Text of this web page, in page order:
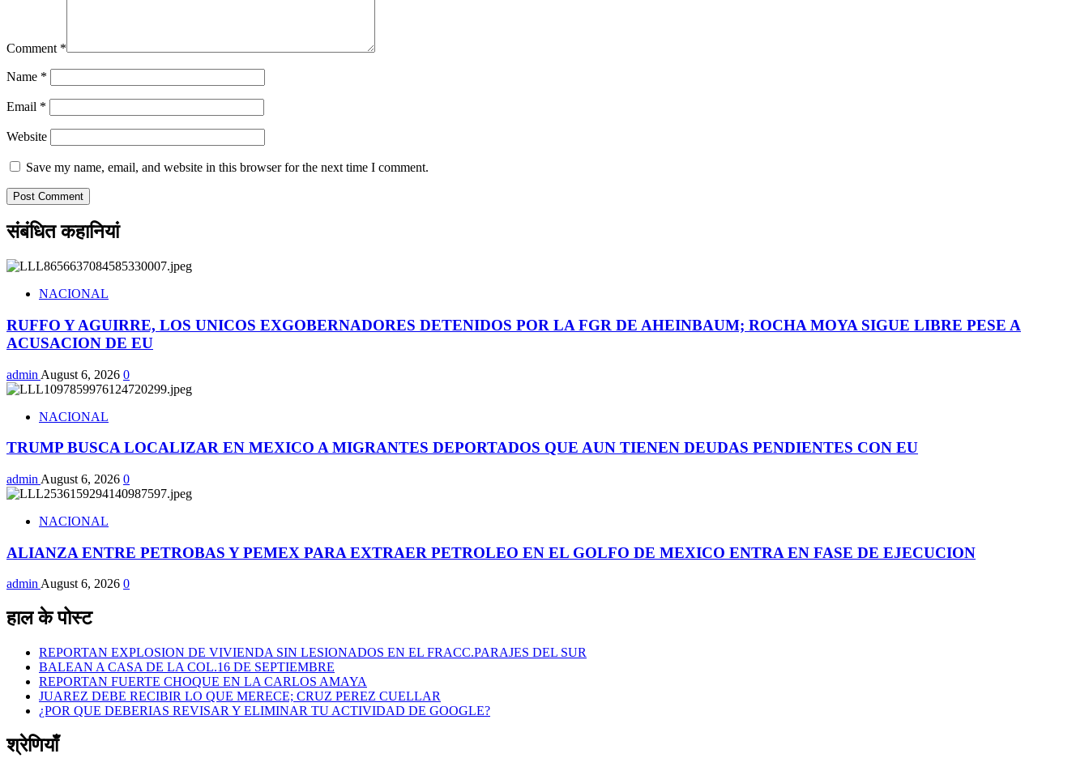
Comment *
Name *
Email *
Website
Save my name, email, and website in this browser for the next time I comment.
संबंधित कहानियां
NACIONAL
RUFFO Y AGUIRRE, LOS UNICOS EXGOBERNADORES DETENIDOS POR LA FGR DE AHEINBAUM; ROCHA MOYA SIGUE LIBRE PESE A
ACUSACION DE EU
admin August 6, 2026 0
NACIONAL
TRUMP BUSCA LOCALIZAR EN MEXICO A MIGRANTES DEPORTADOS QUE AUN TIENEN DEUDAS PENDIENTES CON EU
admin August 6, 2026 0
NACIONAL
ALIANZA ENTRE PETROBAS Y PEMEX PARA EXTRAER PETROLEO EN EL GOLFO DE MEXICO ENTRA EN FASE DE EJECUCION
adminAugust 6, 2026 0
हाल के पोस्ट
REPORTAN EXPLOSION DE VIVIENDA SIN LESIONADOS EN EL FRACC.PARAJES DEL SUR
BALEAN A CASA DE LA COL.16 DE SEPTIEMBRE
REPORTAN FUERTE CHOQUE EN LA CARLOS AMAYA
JUAREZ DEBE RECIBIR LO QUE MERECE; CRUZ PEREZ CUELLAR
¿POR QUE DEBERIAS REVISAR Y ELIMINAR TU ACTIVIDAD DE GOOGLE?
श्रेणियाँ